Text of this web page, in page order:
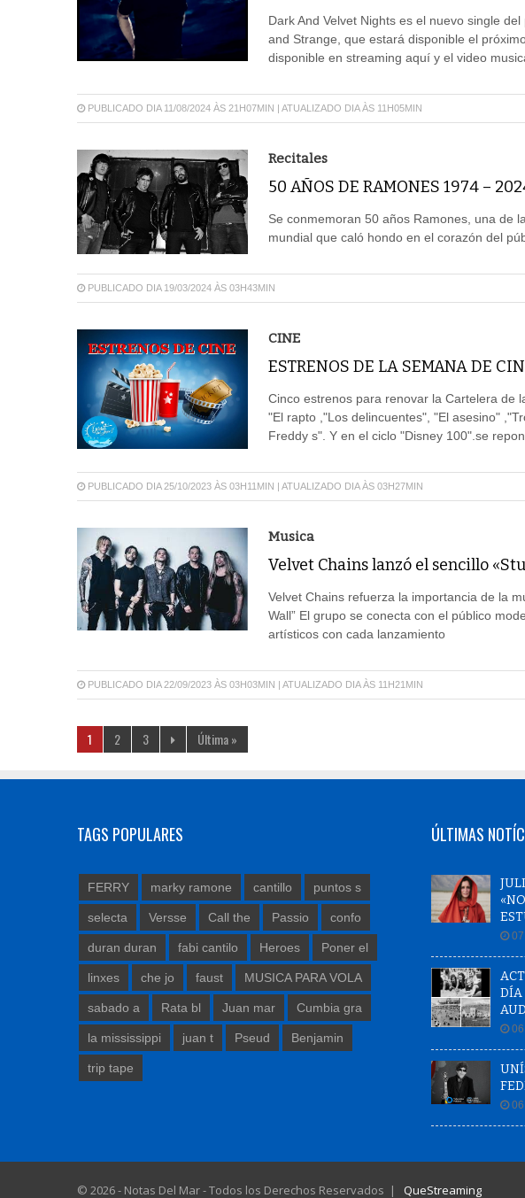
Dark And Velvet Nights es el nuevo single
and Strange, que estará disponible el
disponible en streaming aquí y el video
PUBLICADO DIA 11/08/2024 ÀS 21H07MIN | ATUALIZADO DIA ÀS 11H05MIN
Recitales
50 AÑOS DE RAMONES 1974 –
Se conmemoran 50 años Ramones, una de
mundial que caló hondo en el corazón del
PUBLICADO DIA 19/03/2024 ÀS 03H43MIN
CINE
ESTRENOS DE LA SEMANA DE
Cinco estrenos para renovar la Cartelera de
"El rapto ,"Los delincuentes", "El asesino"
Freddy s". Y en el ciclo "Disney 100".se
PUBLICADO DIA 25/10/2023 ÀS 03H11MIN | ATUALIZADO DIA ÀS 03H27MIN
Musica
Velvet Chains lanzó el sencillo
Velvet Chains refuerza la importancia de la
Wall” El grupo se conecta con el público
artísticos con cada lanzamiento
PUBLICADO DIA 22/09/2023 ÀS 03H03MIN | ATUALIZADO DIA ÀS 11H21MIN
1 2 3 Última »
TAGS POPULARES
FERRY marky ramone cantillo puntos s
selecta Versse Call the Passio confo
duran duran fabi cantilo Heroes Poner el
linxes che jo faust MUSICA PARA VOLA
sabado a Rata bl Juan mar Cumbia gra
la mississippi juan t Pseud Benjamin
trip tape
ÚLTIMAS
07
DÍA
06
06
© 2026 - Notas Del Mar - Todos los Derechos Reservados | QueStreaming